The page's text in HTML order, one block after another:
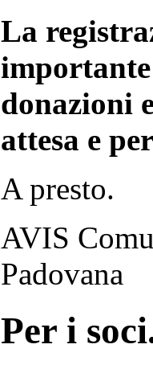
La
donazioni
attesa e
A presto.
AVIS
Padovana
Per i